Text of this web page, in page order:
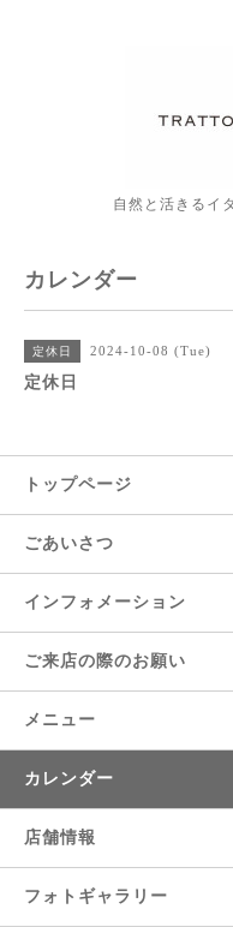
自然と活きるイ
カレンダー
定休日 2024-10-08 (Tue)
定休日
トップページ
ごあいさつ
インフォメーション
ご来店の際のお願い
メニュー
カレンダー
店舗情報
フォトギャラリー